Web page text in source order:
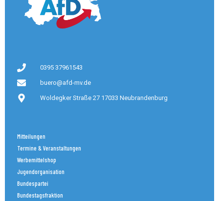
0395 37961543
buero@afd-mv.de
Woldegker Straße 27 17033 Neubrandenburg
Mitteilungen
Termine & Veranstaltungen
Werbemittelshop
Jugendorganisation
Bundespartei
Bundestagsfraktion